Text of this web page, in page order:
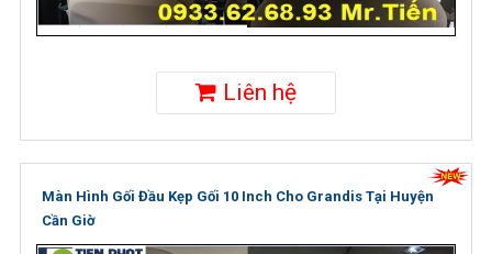
Liên hệ
Màn Hình Gối Đầu Kẹp Gối 10 Inch Cho Grandis Tại Huyện
Cần Giờ